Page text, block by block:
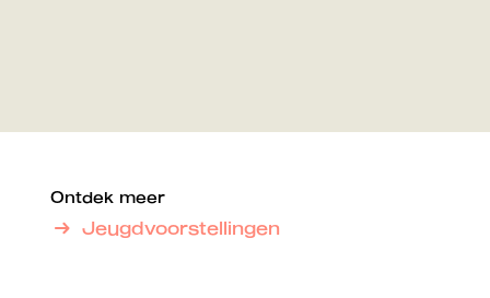
Ontdek meer
Jeugdvoorstellingen